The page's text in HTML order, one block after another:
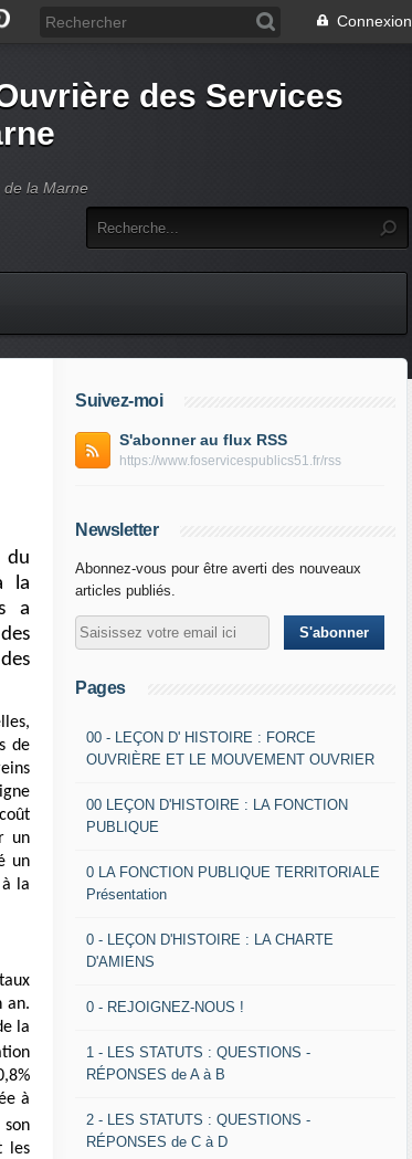
Connexion
des Services
de la Marne
du
la
a
de
un
un
la
an.
la
à
les
Suivez-moi
S'abonner au flux RSS
https://www.foservicespublics51.fr/rss
Newsletter
Abonnez-vous pour être averti des nouveaux
articles publiés.
Pages
00 - LEÇON D' HISTOIRE : FORCE
OUVRIÈRE ET LE MOUVEMENT OUVRIER
00 LEÇON D'HISTOIRE : LA FONCTION
PUBLIQUE
0 LA FONCTION PUBLIQUE TERRITORIALE
Présentation
0 - LEÇON D'HISTOIRE : LA CHARTE
D'AMIENS
0 - REJOIGNEZ-NOUS !
1 - LES STATUTS : QUESTIONS -
RÉPONSES de A à B
2 - LES STATUTS : QUESTIONS -
RÉPONSES de C à D